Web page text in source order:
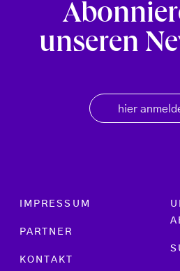
unseren
hier
Footer menu
IMPRESSUM
PARTNER
KONTAKT